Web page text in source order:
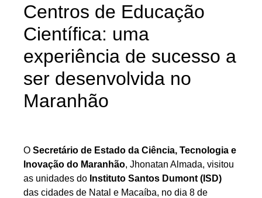
Centros de Educação
Científica: uma
experiência de sucesso a
ser desenvolvida no
Maranhão
O Secretário de Estado da Ciência, Tecnologia e
Inovação do Maranhão, Jhonatan Almada, visitou
as unidades do Instituto Santos Dumont (ISD)
das cidades de Natal e Macaíba, no dia 8 de